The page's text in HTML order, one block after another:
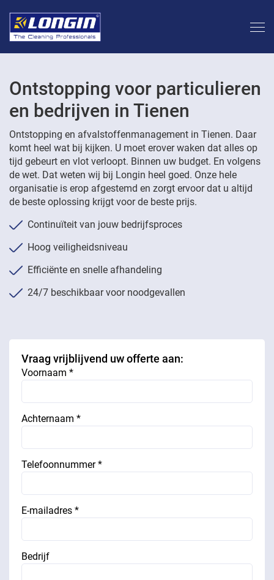
Ontstopping voor particulieren
en bedrijven in Tienen
Ontstopping en afvalstoffenmanagement in Tienen. Daar
komt heel wat bij kijken. U moet erover waken dat alles op
tijd gebeurt en vlot verloopt. Binnen uw budget. En volgens
de wet. Dat weten wij bij Longin heel goed. Onze hele
organisatie is erop afgestemd en zorgt ervoor dat u altijd
de beste oplossing krijgt voor de beste prijs.
Continuïteit van jouw bedrijfsproces
Hoog veiligheidsniveau
Efficiënte en snelle afhandeling
24/7 beschikbaar voor noodgevallen
Vraag vrijblijvend uw offerte aan:
Voornaam *
Achternaam *
Telefoonnummer *
E-mailadres *
Bedrijf